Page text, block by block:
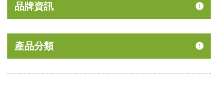
品牌資訊
產品分類